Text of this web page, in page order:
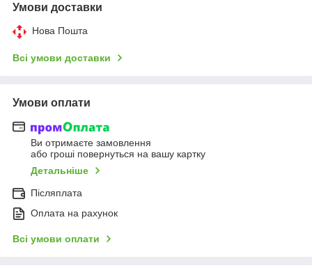
Умови доставки
Нова Пошта
Всі умови доставки
Умови оплати
Ви отримаєте замовлення
або гроші повернуться на вашу картку
Детальніше
Післяплата
Оплата на рахунок
Всі умови оплати